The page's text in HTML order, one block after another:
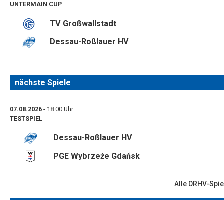
UNTERMAIN CUP
TV Großwallstadt
Dessau-Roßlauer HV
nächste Spiele
07.08.2026 - 18:00 Uhr
TESTSPIEL
Dessau-Roßlauer HV
PGE Wybrzeże Gdańsk
Alle DRHV-